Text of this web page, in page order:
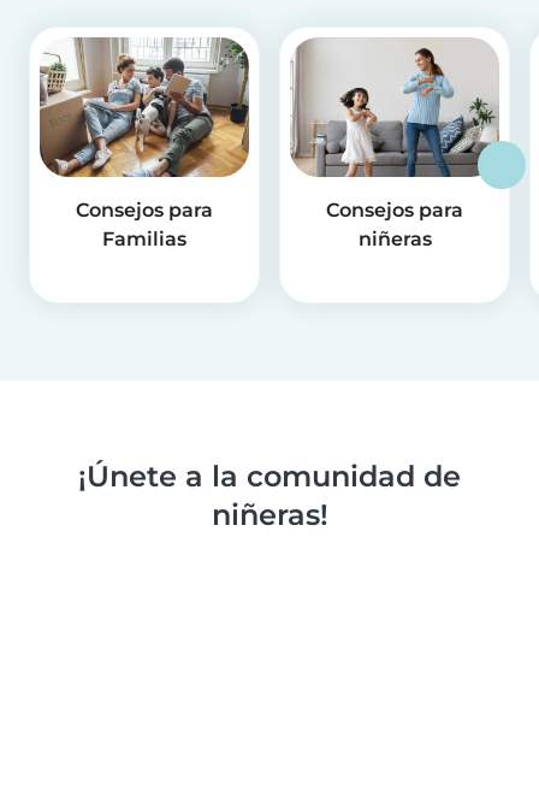
Consejos para
Familias
Consejos para
niñeras
¡Únete a la comunidad de
niñeras!